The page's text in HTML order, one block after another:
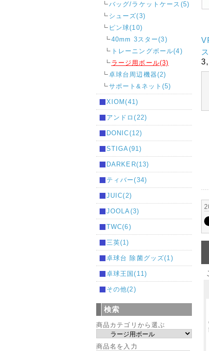
バッグ/ラケットケース(5)
シューズ(3)
ピン球(10)
40mm 3スター(3)
トレーニングボール(4)
ラージ用ボール(3)
卓球台周辺機器(2)
サポート&ネット(5)
XIOM(41)
アンドロ(22)
DONIC(12)
STIGA(91)
DARKER(13)
ティバー(34)
JUIC(2)
JOOLA(3)
TWC(6)
三英(1)
卓球台 除菌グッズ(1)
卓球王国(11)
その他(2)
検索
商品カテゴリから選ぶ
商品名を入力